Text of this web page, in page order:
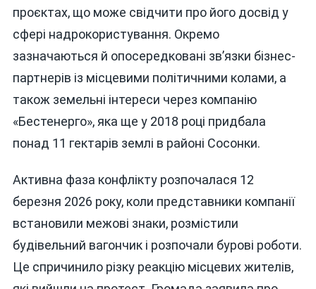
проєктах, що може свідчити про його досвід у
сфері надрокористування. Окремо
зазначаються й опосередковані зв’язки бізнес-
партнерів із місцевими політичними колами, а
також земельні інтереси через компанію
«Бестенерго», яка ще у 2018 році придбала
понад 11 гектарів землі в районі Сосонки.
Активна фаза конфлікту розпочалася 12
березня 2026 року, коли представники компанії
встановили межові знаки, розмістили
будівельний вагончик і розпочали бурові роботи.
Це спричинило різку реакцію місцевих жителів,